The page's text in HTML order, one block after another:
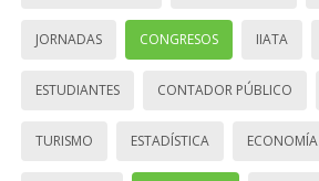
JORNADAS CONGRESOS IIATA
ESTUDIANTES CONTADOR PÚBLICO
TURISMO ESTADÍSTICA ECONOMÍA